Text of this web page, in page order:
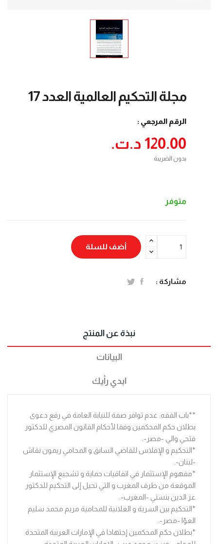
مجلة التحكيم العالمية العدد 17
الرقم المرجعي :
120.00 د.ت.‏
بدون الضريبة
متوفر
أضف للسلة
مشاركة :
نبذة عن المنتج
البيانات
ابدي رأيك
**باب الفقه: عدم توافر صفة للنيابة العامة في رفع دعوى
بطلان حكم المحكمين وفقا لأحكام القانون المصري للدكتور
فتحي والي -مصر-.
*التحكيم و الإفلاس للقاضي السابق و المحامي ريمون نقاش
-لبنان-.
*مفهوم الإستثمار في اتفاقيات حماية و تشجيع الإستثمار
الموقعة من طرف المغرب و التي تحيل إلى التحكيم للدكتور
عز الدين بنستي -المغرب-.
*التحكيم بين السرية و العلانية للمحامية مريم محمد سليم
العوّا -مصر-.
*بطلان حكم المحكمين إجتهادا في الإمارات العربية المتحدة